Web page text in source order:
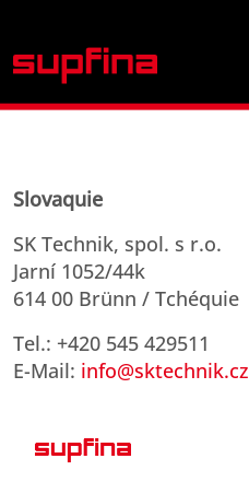
Slovaquie
SK Technik, spol. s r.o.
Jarní 1052/44k
614 00 Brünn / Tchéquie
Tel.: +420 545 429511
E-Mail: info@sktechnik.cz